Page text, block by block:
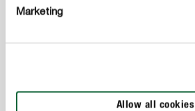
Marketing
Allow all cookies